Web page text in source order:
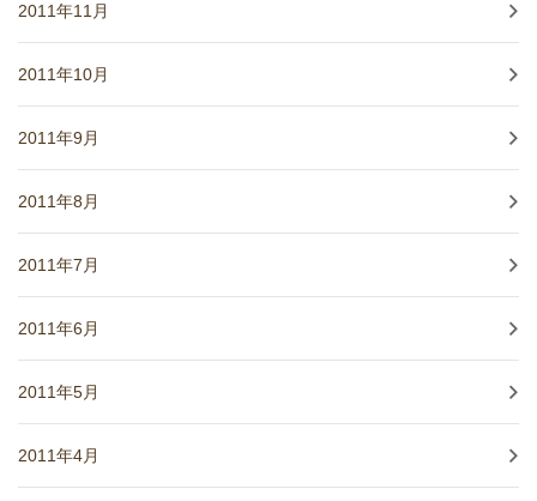
2011年11月
2011年10月
2011年9月
2011年8月
2011年7月
2011年6月
2011年5月
2011年4月